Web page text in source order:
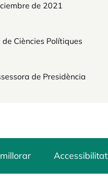
de 2021
Ciències Polítiques
de Presidència
Accessibilitat